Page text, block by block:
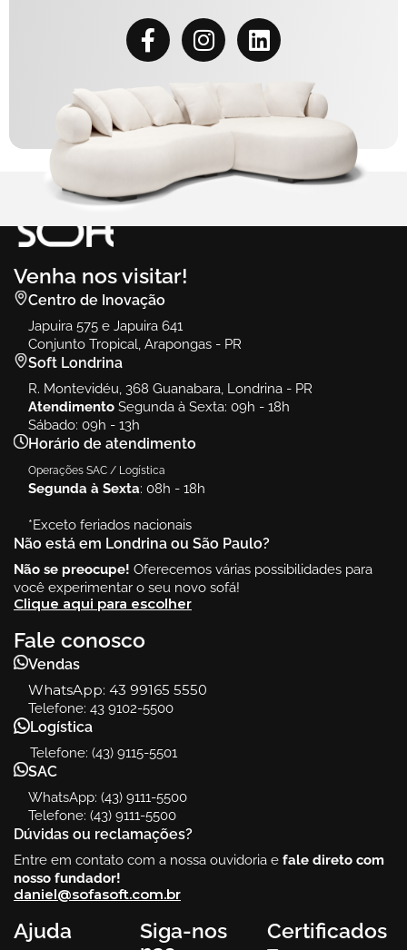
Venha nos visitar!
Centro de Inovação
Japuira 575 e Japuira 641
Conjunto Tropical, Arapongas - PR
Soft Londrina
R. Montevidéu, 368 Guanabara, Londrina - PR
Atendimento Segunda à Sexta: 09h - 18h
Sábado: 09h - 13h
Horário de atendimento
Operações SAC / Logística
Segunda à Sexta: 08h - 18h
*Exceto feriados nacionais
Não está em Londrina ou São Paulo?
Não se preocupe! Oferecemos várias possibilidades para
você experimentar o seu novo sofá!
Clique aqui para escolher
Fale conosco
Vendas
WhatsApp: 43 99165 5550
Telefone: 43 9102-5500
Logística
Telefone: (43) 9115-5501
SAC
WhatsApp: (43) 9111-5500
Telefone: (43) 9111-5500
Dúvidas ou reclamações?
Entre em contato com a nossa ouvidoria e fale direto com
nosso fundador!
daniel@sofasoft.com.br
Ajuda
Siga-nos
Certificados